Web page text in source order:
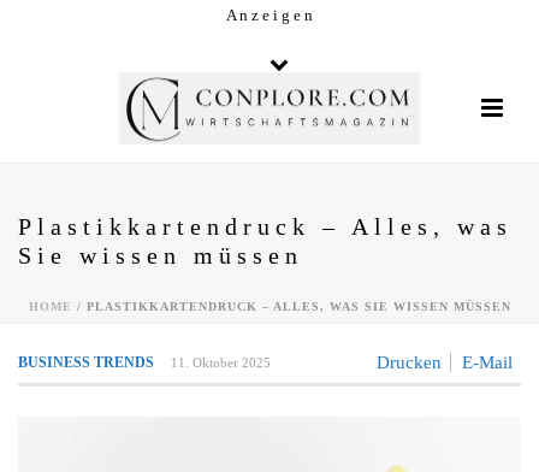
A n z e i g e n
Plastikkartendruck – Alles, was
Sie wissen müssen
HOME / PLASTIKKARTENDRUCK – ALLES, WAS SIE WISSEN MÜSSEN
Drucken E-Mail
BUSINESS TRENDS 11. Oktober 2025